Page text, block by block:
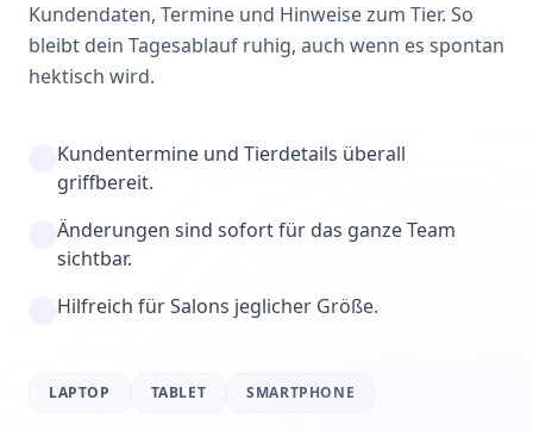
Kundendaten, Termine und Hinweise zum Tier. So
bleibt dein Tagesablauf ruhig, auch wenn es spontan
hektisch wird.
Kundentermine und Tierdetails überall
griffbereit.
Änderungen sind sofort für das ganze Team
sichtbar.
Hilfreich für Salons jeglicher Größe.
LAPTOP TABLET SMARTPHONE